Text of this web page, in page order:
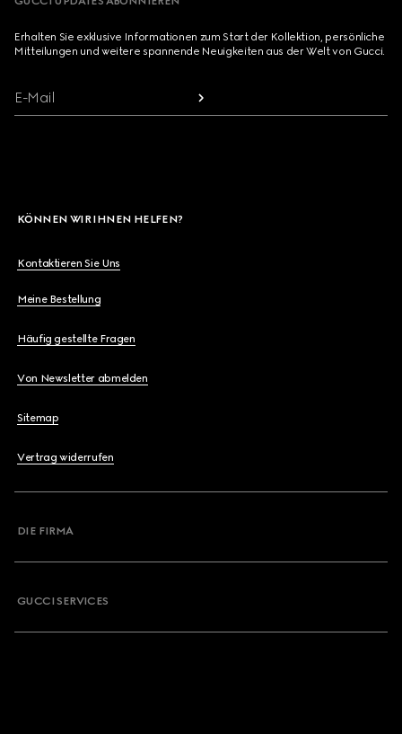
Erhalten Sie exklusive Informationen zum Start der Kollektion, persönliche
Mitteilungen und weitere spannende Neuigkeiten aus der Welt von Gucci.
E-Mail
KÖNNEN WIR IHNEN HELFEN?
Kontaktieren Sie Uns
Meine Bestellung
Häufig gestellte Fragen
Von Newsletter abmelden
Sitemap
Vertrag widerrufen
DIE FIRMA
GUCCI SERVICES